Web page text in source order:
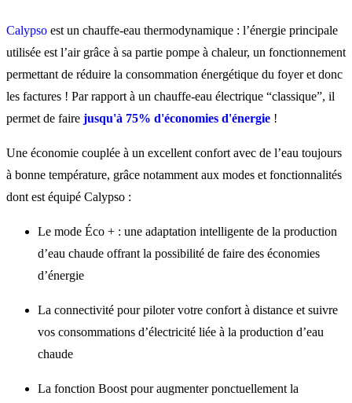
Calypso est un chauffe-eau thermodynamique : l’énergie principale
utilisée est l’air grâce à sa partie pompe à chaleur, un fonctionnement
permettant de réduire la consommation énergétique du foyer et donc
les factures ! Par rapport à un chauffe-eau électrique “classique”, il
permet de faire jusqu'à 75% d'économies d'énergie !
Une économie couplée à un excellent confort avec de l’eau toujours
à bonne température, grâce notamment aux modes et fonctionnalités
dont est équipé Calypso :
Le mode Éco + : une adaptation intelligente de la production
d’eau chaude offrant la possibilité de faire des économies
d’énergie
La connectivité pour piloter votre confort à distance et suivre
vos consommations d’électricité liée à la production d’eau
chaude
La fonction Boost pour augmenter ponctuellement la